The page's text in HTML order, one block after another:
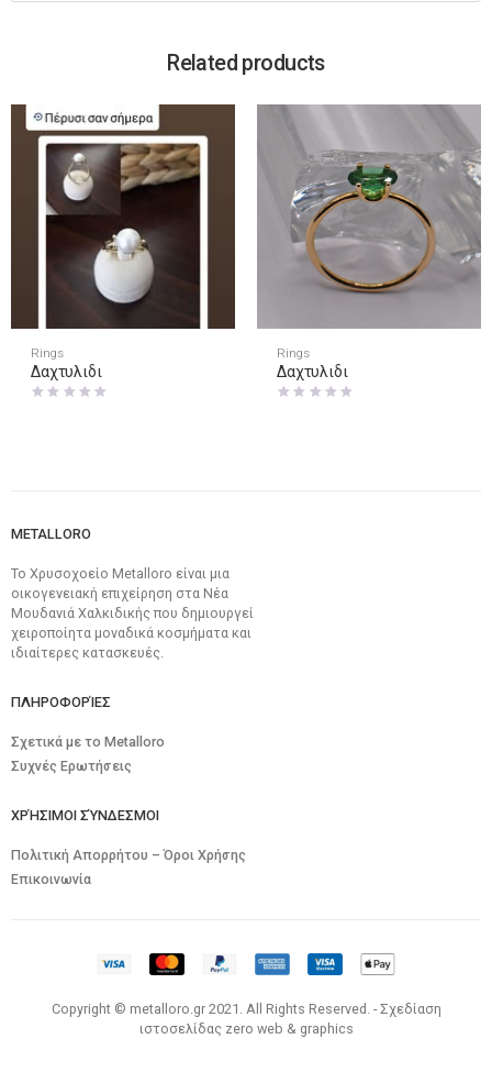
Related products
Rings
Δαχτυλιδι
Rings
Δαχτυλιδι
METALLORO
Το Χρυσοχοείο Metalloro είναι μια
οικογενειακή επιχείρηση στα Νέα
Μουδανιά Χαλκιδικής που δημιουργεί
χειροποίητα μοναδικά κοσμήματα και
ιδιαίτερες κατασκευές.
ΠΛΗΡΟΦΟΡΊΕΣ
Σχετικά με το Metalloro
Συχνές Ερωτήσεις
ΧΡΉΣΙΜΟΙ ΣΎΝΔΕΣΜΟΙ
Πολιτική Απορρήτου – Όροι Χρήσης
Επικοινωνία
Copyright © metalloro.gr 2021. All Rights Reserved. - Σχεδίαση
ιστοσελίδας zero web & graphics